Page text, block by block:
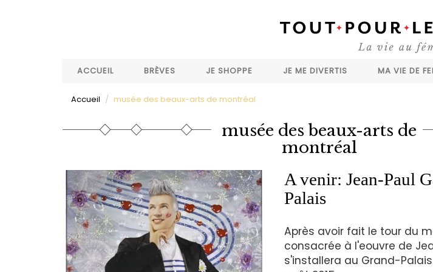
ACCUEIL
BRÈVES JE SHOPPE JE ME DIVERTIS MA VIE DE
Accueil musée des beaux-arts de montréal
musée des beaux-arts de
montréal
A venir: Jean-Paul
Palais
Après avoir fait le tour du
consacrée à l'eouvre de
s'installera au Grand-